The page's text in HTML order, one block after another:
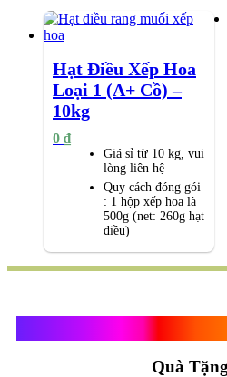
Hạt Điều Xếp Hoa
Loại 1 (A+ Cồ) –
10kg
0 ₫
Giá sỉ từ 10 kg, vui
lòng liên hệ
Quy cách đóng gói
: 1 hộp xếp hoa là
500g (net: 260g hạt
điều)
Quà